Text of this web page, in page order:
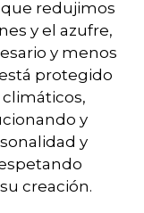
que redujimos
y el azufre,
y menos
protegido
y
y
creación.